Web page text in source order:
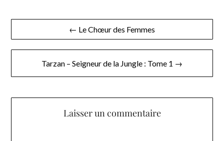
Navigation
de
l’article
← Le Chœur des Femmes
Tarzan – Seigneur de la Jungle : Tome 1 →
Laisser un commentaire